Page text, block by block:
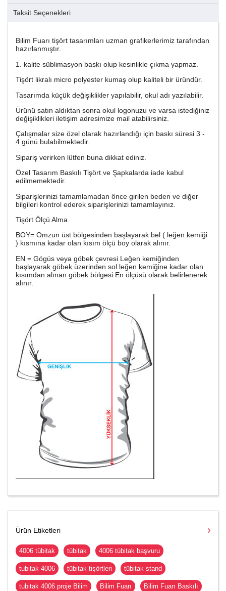
Taksit Seçenekleri
Bilim Fuarı tişört tasarımları uzman grafikerlerimiz tarafından
hazırlanmıştır.
1. kalite süblimasyon baskı olup kesinlikle çıkma yapmaz.
Tişört likralı micro polyester kumaş olup kaliteli bir üründür.
Tasarımda küçük değişiklikler yapılabilir, okul adı yazılabilir.
Ürünü satın aldıktan sonra okul logonuzu ve varsa istediğiniz
değişiklikleri iletişim adresimize mail atabilirsiniz.
Çalışmalar size özel olarak hazırlandığı için baskı süresi 3 -
4 günü bulabilmektedir.
Sipariş verirken lütfen buna dikkat ediniz.
Özel Tasarım Baskılı Tişört ve Şapkalarda iade kabul
edilmemektedir.
Siparişlerinizi tamamlamadan önce girilen beden ve diğer
bilgileri kontrol ederek siparişlerinizi tamamlayınız.
Tişört Ölçü Alma
BOY= Omzun üst bölgesinden başlayarak bel ( leğen kemiği
) kısmına kadar olan kısım ölçü boy olarak alınır.
EN = Gögüs veya göbek çevresi Leğen kemiğinden
başlayarak göbek üzerinden sol leğen kemiğine kadar olan
kısımdan alınan göbek bölgesi En ölçüsü olarak belirlenerek
alınır.
Ürün Etiketleri
4006 tübitak tübitak 4006 tübitak başvuru
tubitak 4006 tübitak tişörtleri tübitak stand
tubitak 4006 proje Bilim Bilim Fuarı Bilim Fuarı Baskılı